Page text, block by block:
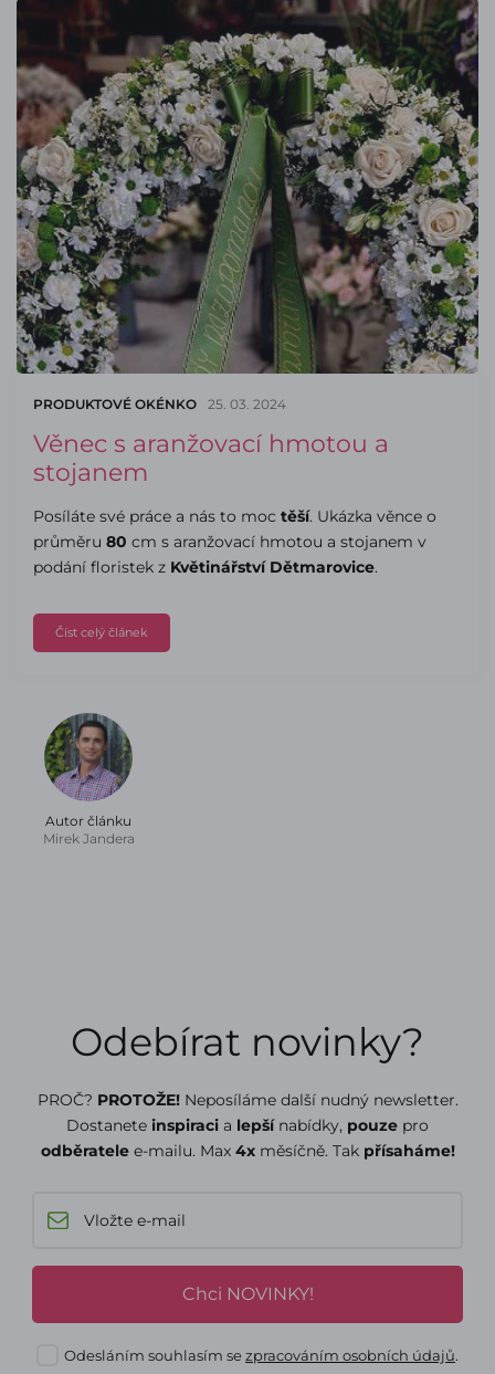
PRODUKTOVÉ OKÉNKO 25. 03. 2024
Věnec s aranžovací hmotou a
stojanem
Posíláte své práce a nás to moc těší. Ukázka věnce o
průměru 80 cm s aranžovací hmotou a stojanem v
podání floristek z Květinářství Dětmarovice.
Číst celý článek
Autor článku
Mirek Jandera
Odebírat novinky?
PROČ? PROTOŽE! Neposíláme další nudný newsletter.
Dostanete inspiraci a lepšínabídky, pouze pro
odběratelee-mailu. Max 4xměsíčně. Tak přísaháme!
Chci NOVINKY!
Odesláním souhlasím sezpracováním osobních údajů.